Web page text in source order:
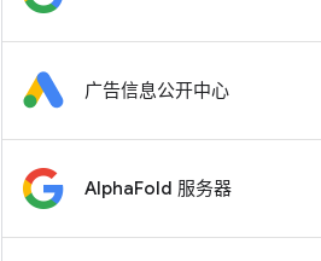
广告信息公开中心
AlphaFold 服务器